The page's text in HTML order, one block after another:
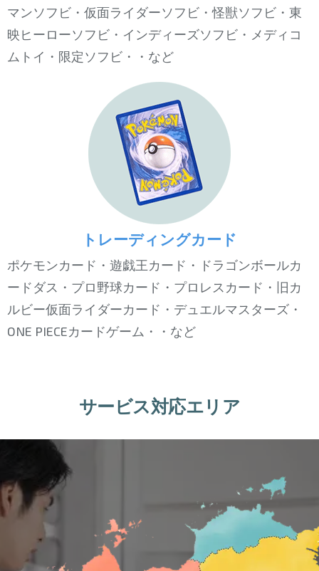
マンソフビ・仮面ライダーソフビ・怪獣ソフビ・東
映ヒーローソフビ・インディーズソフビ・メディコ
ムトイ・限定ソフビ・・など
トレーディングカード
ポケモンカード・遊戯王カード・ドラゴンボールカ
ードダス・プロ野球カード・プロレスカード・旧カ
ルビー仮面ライダーカード・デュエルマスターズ・
ONE PIECEカードゲーム・・など
サービス対応エリア